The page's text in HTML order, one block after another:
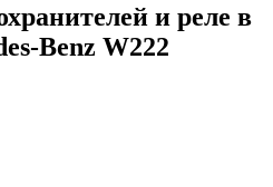
и реле в
Benz W222